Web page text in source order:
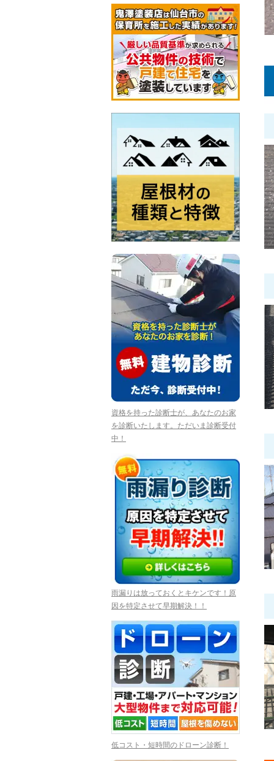
資格を持った診断士が、あなたのお家
を診断いたします。ただいま診断受付
中！
雨漏りは放っておくとキケンです！原
因を特定させて早期解決！！
低コスト・短時間のドローン診断！